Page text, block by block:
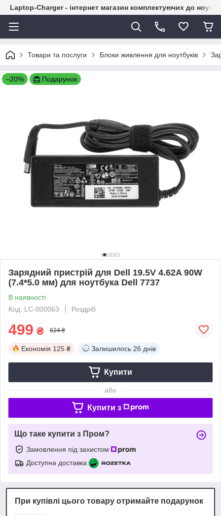
Laptop-Charger - інтернет магазин комплектуючих до
Товари та послуги Блоки живлення для ноутбуків
–20% Подарунок
Зарядний пристрій для Dell 19.5V 4.62A 90W
(7.4*5.0 мм) для ноутбука Dell 7737
В наявності
Код: LC-000063
Роздріб
499 ₴ 624 ₴
Економія 125 ₴ Залишилось 26 днів
Купити
або
Купити з
Що таке купити з Пром?
Замовлення під захистом
Доступна доставка
При купівлі цього товару отримайте подарунок